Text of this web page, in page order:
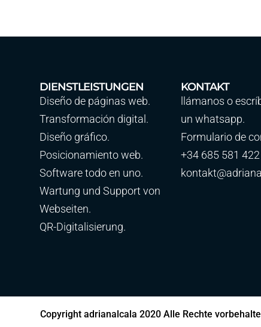
DIENSTLEISTUNGEN
Diseño de páginas web.
Transformación digital.
Diseño gráfico.
Posicionamiento web.
Software todo en uno.
Wartung und Support von
Webseiten.
QR-Digitalisierung.
KONTAKT
llámanos o
un whatsapp.
Formulario de
+34 685 581 422
Copyright adrianalcala 2020 Alle Rechte